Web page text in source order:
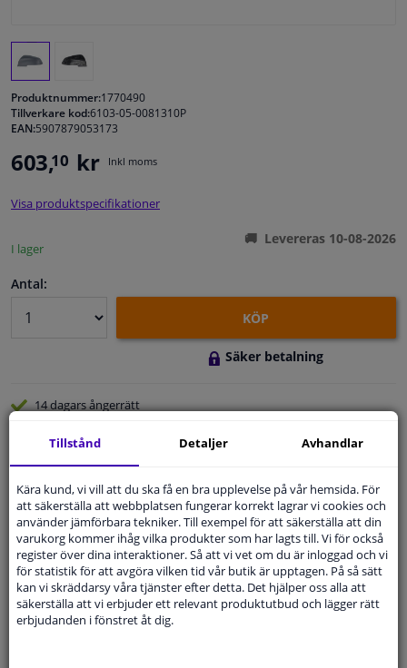
Fönster & Tillbehör
Bilvård & Tillbehör
Sensorer & Elsystem
Produktnummer:1770490
Tillverkare kod:6103-05-0081310P
EAN:5907879053173
603,10 kr Inkl moms
Visa produktspecifikationer
I lager
Levereras 10-08-2026
Antal:
KÖP
Säker betalning
14 dagarsångerrätt
Expert Kundservice
Kundservice: Inte Tillgänglig Via Telefon
Ställ din fråga hos våra produktspecialister.
Frågor Och Svar
Tillstånd Detaljer Avhandlar
Kära kund, vi vill att du ska få en bra upplevelse på vår hemsida. För
att säkerställa att webbplatsen fungerar korrekt lagrar vi cookies och
använder jämförbara tekniker. Till exempel för att säkerställa att din
varukorg kommer ihåg vilka produkter som har lagts till. Vi för också
register över dina interaktioner. Så att vi vet om du är inloggad och vi
för statistik för att avgöra vilken tid vår butik är upptagen. På så sätt
kan vi skräddarsy våra tjänster efter detta. Det hjälper oss alla att
säkerställa att vi erbjuder ett relevant produktutbud och lägger rätt
erbjudanden i fönstret åt dig.